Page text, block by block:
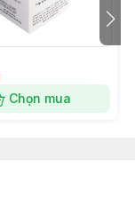
Chọn mua